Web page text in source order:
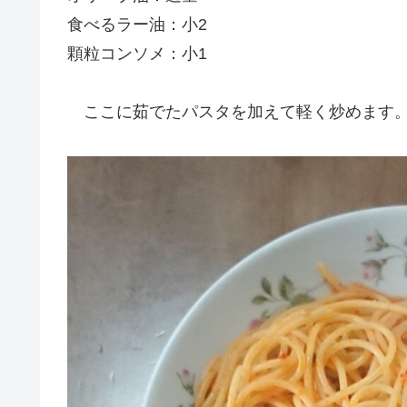
食べるラー油：小2
顆粒コンソメ：小1
ここに茹でたパスタを加えて軽く炒めます